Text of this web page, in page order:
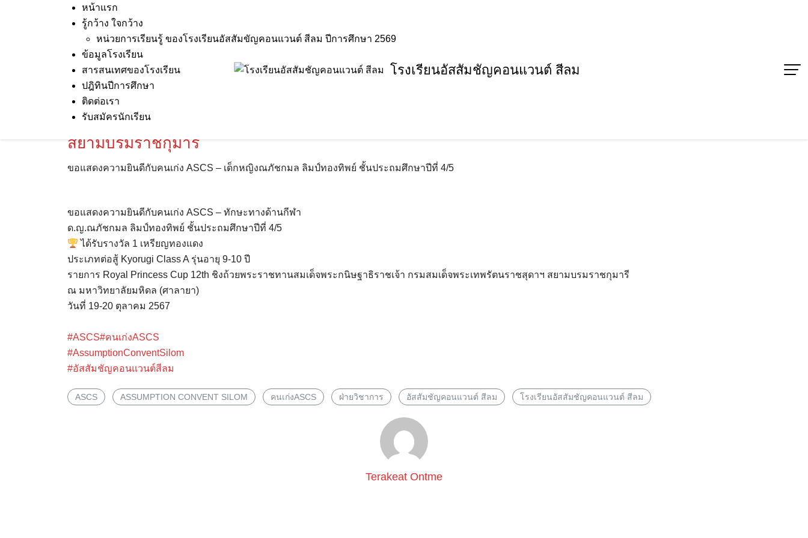
โรงเรียนอัสสัมชัญคอนแวนต์ สีลม
หน้าแรก
รู้กว้าง ใจกว้าง
หน่วยการเรียนรู้ ของโรงเรียนอัสสัมขัญคอนแวนต์ สีลม ปีการศึกษา 2569
ข้อมูลโรงเรียน
สารสนเทศของโรงเรียน
ปฎิทินปีการศึกษา
ติดต่อเรา
รับสมัครนักเรียน
28 Oct 2024 Terakeat Ontme ขอแสดงความยินดี
เด็กหญิงณภัชกมล ลิมป์ทองทิพย์ ชั้นประถมศึกษาปีที่ 4/5 ได้รับเหรียญรางวัลจากรายการ Royal
Princess Cup 12th ชิงถ้วยพระราชทานสมเด็จพระกนิษฐาธิราชเจ้า กรมสมเด็จพระเทพรัตนราชสุดาฯ
สยามบรมราชกุมารี
ขอแสดงความยินดีกับคนเก่ง ASCS – เด็กหญิงณภัชกมล ลิมป์ทองทิพย์ ชั้นประถมศึกษาปีที่ 4/5
ขอแสดงความยินดีกับคนเก่ง ASCS – ทักษะทางด้านกีฬา
ด.ญ.ณภัชกมล ลิมป์ทองทิพย์ ชั้นประถมศึกษาปีที่ 4/5
ได้รับรางวัล 1 เหรียญทองแดง
ประเภทต่อสู้ Kyorugi Class A รุ่นอายุ 9-10 ปี
รายการ Royal Princess Cup 12th ชิงถ้วยพระราชทานสมเด็จพระกนิษฐาธิราชเจ้า กรมสมเด็จพระเทพรัตนราชสุดาฯ สยามบรมราชกุมารี
ณ มหาวิทยาลัยมหิดล (ศาลายา)
วันที่ 19-20 ตุลาคม 2567
#ASCS#คนเก่งASCS
#AssumptionConventSilom
#อัสสัมชัญคอนแวนต์สีลม
ASCS ASSUMPTION CONVENT SILOM คนเก่งASCS ฝ่ายวิชาการ อัสสัมชัญคอนแวนต์ สีลม โรงเรียนอัสสัมชัญคอนแวนต์ สีลม
Terakeat Ontme